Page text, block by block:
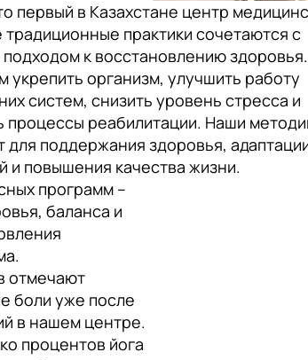
первый в Казахстане центр
традиционные практики сочетаются с
к восстановлению
укрепить организм, улучшить работу
систем, снизить уровень стресса и
процессы реабилитации. Наши
для поддержания здоровья,
и повышения качества жизни.
программ –
баланса и
отмечают
боли уже после
в нашем центре.
процентов йога